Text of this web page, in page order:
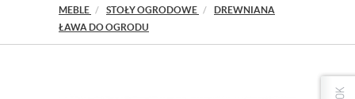
MEBLE
STOŁY OGRODOWE
DREWNIANA
ŁAWA DO OGRODU